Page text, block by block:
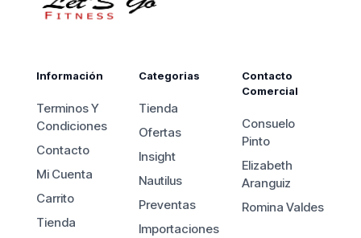
Información
Terminos Y
Condiciones
Contacto
Mi Cuenta
Carrito
Tienda
Categorias
Tienda
Ofertas
Insight
Nautilus
Preventas
Importaciones
Contacto
Comercial
Consuelo
Pinto
Elizabeth
Aranguiz
Romina Valdes